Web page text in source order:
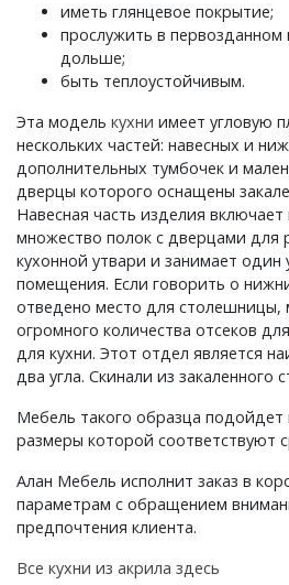
иметь глянцевое покрытие;
прослужить в
дольше;
быть теплоустойчивым.
Эта модель кухни имеет угловую
нескольких частей: навесных и
дополнительных тумбочек и
дверцы которого оснащены
Навесная часть изделия включает
множество полок с дверцами для
кухонной утвари и занимает один
помещения. Если говорить о
отведено место для столешницы,
огромного количества отсеков
для кухни. Этот отдел является
два угла. Скинали из закаленного
Мебель такого образца подойдет
размеры которой соответствуют
Алан Мебель исполнит заказ в
параметрам с обращением
предпочтения клиента.
Все кухни из акрила здесь